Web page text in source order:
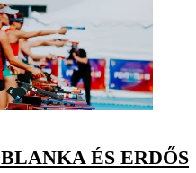
ÉS ERDŐS